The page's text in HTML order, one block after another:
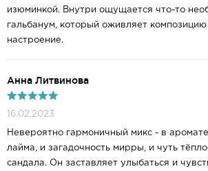
изюминкой. Внутри ощущается что-то
гальбанум, который оживляет
настроение.
Анна Литвинова
16.02.2023
Невероятно гармоничный микс - в
лайма, и загадочность мирры, и чуть
сандала. Он заставляет улыбаться и